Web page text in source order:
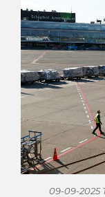
09-09-2025